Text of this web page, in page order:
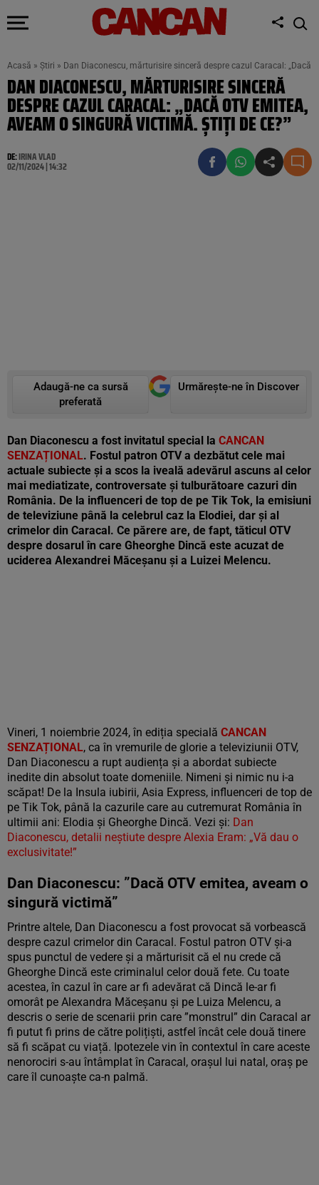
Acasă » Știri » Dan Diaconescu, mărturisire sinceră despre cazul Caracal: „Dacă
DAN DIACONESCU, MĂRTURISIRE SINCERĂ
DESPRE CAZUL CARACAL: „DACĂ OTV EMITEA,
AVEAM O SINGURĂ VICTIMĂ. ȘTIȚI DE CE?”
DE:IRINA VLAD
02/11/2024 | 14:32
Adaugă-ne ca sursă
preferată
Urmărește-ne în Discover
Dan Diaconescu a fost invitatul special la CANCAN
SENZAȚIONAL. Fostul patron OTV a dezbătut cele mai
actuale subiecte și a scos la iveală adevărul ascuns al celor
mai mediatizate, controversate și tulburătoare cazuri din
România. De la influenceri de top de pe Tik Tok, la emisiuni
de televiziune până la celebrul caz la Elodiei, dar și al
crimelor din Caracal. Ce părere are, de fapt, tăticul OTV
despre dosarul în care Gheorghe Dincă este acuzat de
uciderea Alexandrei Măceșanu și a Luizei Melencu.
Vineri, 1 noiembrie 2024, în ediția specială CANCAN
SENZAȚIONAL, ca în vremurile de glorie a televiziunii OTV,
Dan Diaconescu a rupt audiența și a abordat subiecte
inedite din absolut toate domeniile. Nimeni și nimic nu i-a
scăpat! De la Insula iubirii, Asia Express, influenceri de top de
pe Tik Tok, până la cazurile care au cutremurat România în
ultimii ani: Elodia și Gheorghe Dincă. Vezi și: Dan
Diaconescu, detalii neștiute despre Alexia Eram: „Vă dau o
exclusivitate!”
Dan Diaconescu: ”Dacă OTV emitea, aveam o
singură victimă”
Printre altele, Dan Diaconescu a fost provocat să vorbească
despre cazul crimelor din Caracal. Fostul patron OTV și-a
spus punctul de vedere și a mărturisit că el nu crede că
Gheorghe Dincă este criminalul celor două fete. Cu toate
acestea, în cazul în care ar fi adevărat că Dincă le-ar fi
omorât pe Alexandra Măceșanu și pe Luiza Melencu, a
descris o serie de scenarii prin care ”monstrul” din Caracal ar
fi putut fi prins de către polițiști, astfel încât cele două tinere
să fi scăpat cu viață. Ipotezele vin în contextul în care aceste
nenorociri s-au întâmplat în Caracal, orașul lui natal, oraș pe
care îl cunoaște ca-n palmă.